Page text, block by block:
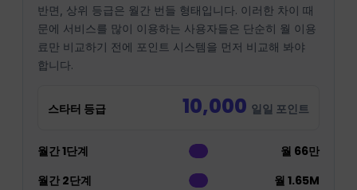
반면, 상위 등급은 월간 번들 형태입니다. 이러한 차이 때
문에 서비스를 많이 이용하는 사용자들은 단순히 월 이용
료만 비교하기 전에 포인트 시스템을 먼저 비교해 봐야
합니다.
스타터 등급 10,000 일일 포인트
월간 1단계
월 66만
월간 2단계
월 1.65M